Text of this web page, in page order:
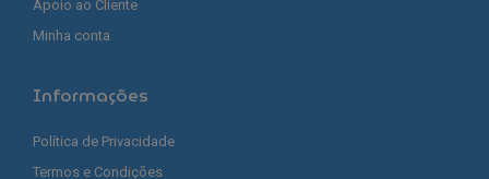
Apoio ao Cliente
Minha conta
Informações
Política de Privacidade
Termos e Condições